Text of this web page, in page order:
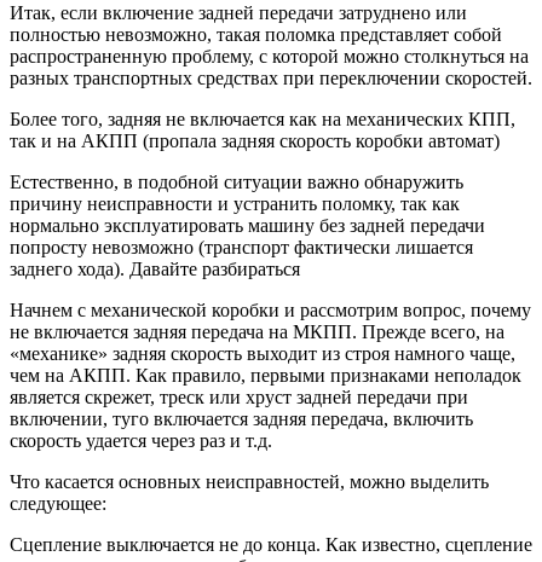
Итак, если включение задней передачи затруднено или
полностью невозможно, такая поломка представляет собой
распространенную проблему, с которой можно столкнуться на
разных транспортных средствах при переключении скоростей.
Более того, задняя не включается как на механических КПП,
так и на АКПП (пропала задняя скорость коробки автомат)
Естественно, в подобной ситуации важно обнаружить
причину неисправности и устранить поломку, так как
нормально эксплуатировать машину без задней передачи
попросту невозможно (транспорт фактически лишается
заднего хода). Давайте разбираться
Начнем с механической коробки и рассмотрим вопрос, почему
не включается задняя передача на МКПП. Прежде всего, на
«механике» задняя скорость выходит из строя намного чаще,
чем на АКПП. Как правило, первыми признаками неполадок
является скрежет, треск или хруст задней передачи при
включении, туго включается задняя передача, включить
скорость удается через раз и т.д.
Что касается основных неисправностей, можно выделить
следующее:
Сцепление выключается не до конца. Как известно, сцепление